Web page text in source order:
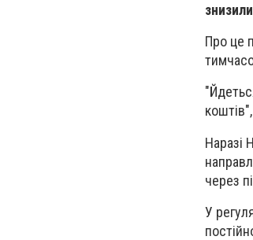
Про це
Наразі
через
У